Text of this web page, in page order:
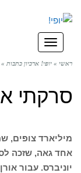
תפריט
ראשי » יופי! ארכיון כתבות »
סרקתי את
מיליארד צופים,
אחד גאה, שזכה
יוניברס. עבור